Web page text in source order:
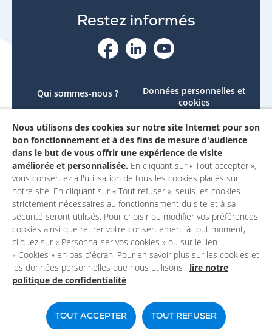
Restez informés
Qui sommes-nous ?
Le projet
Contactez-nous
Mon compte
Données personnelles et
cookies
Accessibilité : non
conforme
Mentions légales
Un site du
Nous utilisons des cookies sur notre site Internet pour son
bon fonctionnement et à des fins de mesure d'audience
dans le but de vous offrir une expérience de visite
améliorée et personnalisée. En cliquant sur « Tout accepter »,
vous consentez à l'utilisation de tous les cookies placés sur
notre site. En cliquant sur « Tout refuser », seuls les cookies
strictement nécessaires au fonctionnement du site et à sa
sécurité seront utilisés. Pour choisir ou modifier vos préférences
cookies ainsi que retirer votre consentement à tout moment,
cliquez sur « Personnaliser vos cookies » ou sur le lien
« Cookies » en bas d'écran. Pour en savoir plus sur les cookies et
les données personnelles que nous utilisons : lire notre
politique de confidentialité
TOUT ACCEPTER TOUT REFUSER